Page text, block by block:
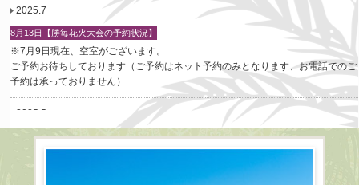
2025.7
8月13日【勝毎花火大会の予約状況】
※7月9日現在、空室がございます。
ご予約お待ちしております（ご予約はネット予約のみとなります、お電話でのご
予約は承っておりません）
2025.5
客室販売冷蔵庫の中身を一部変更しました。